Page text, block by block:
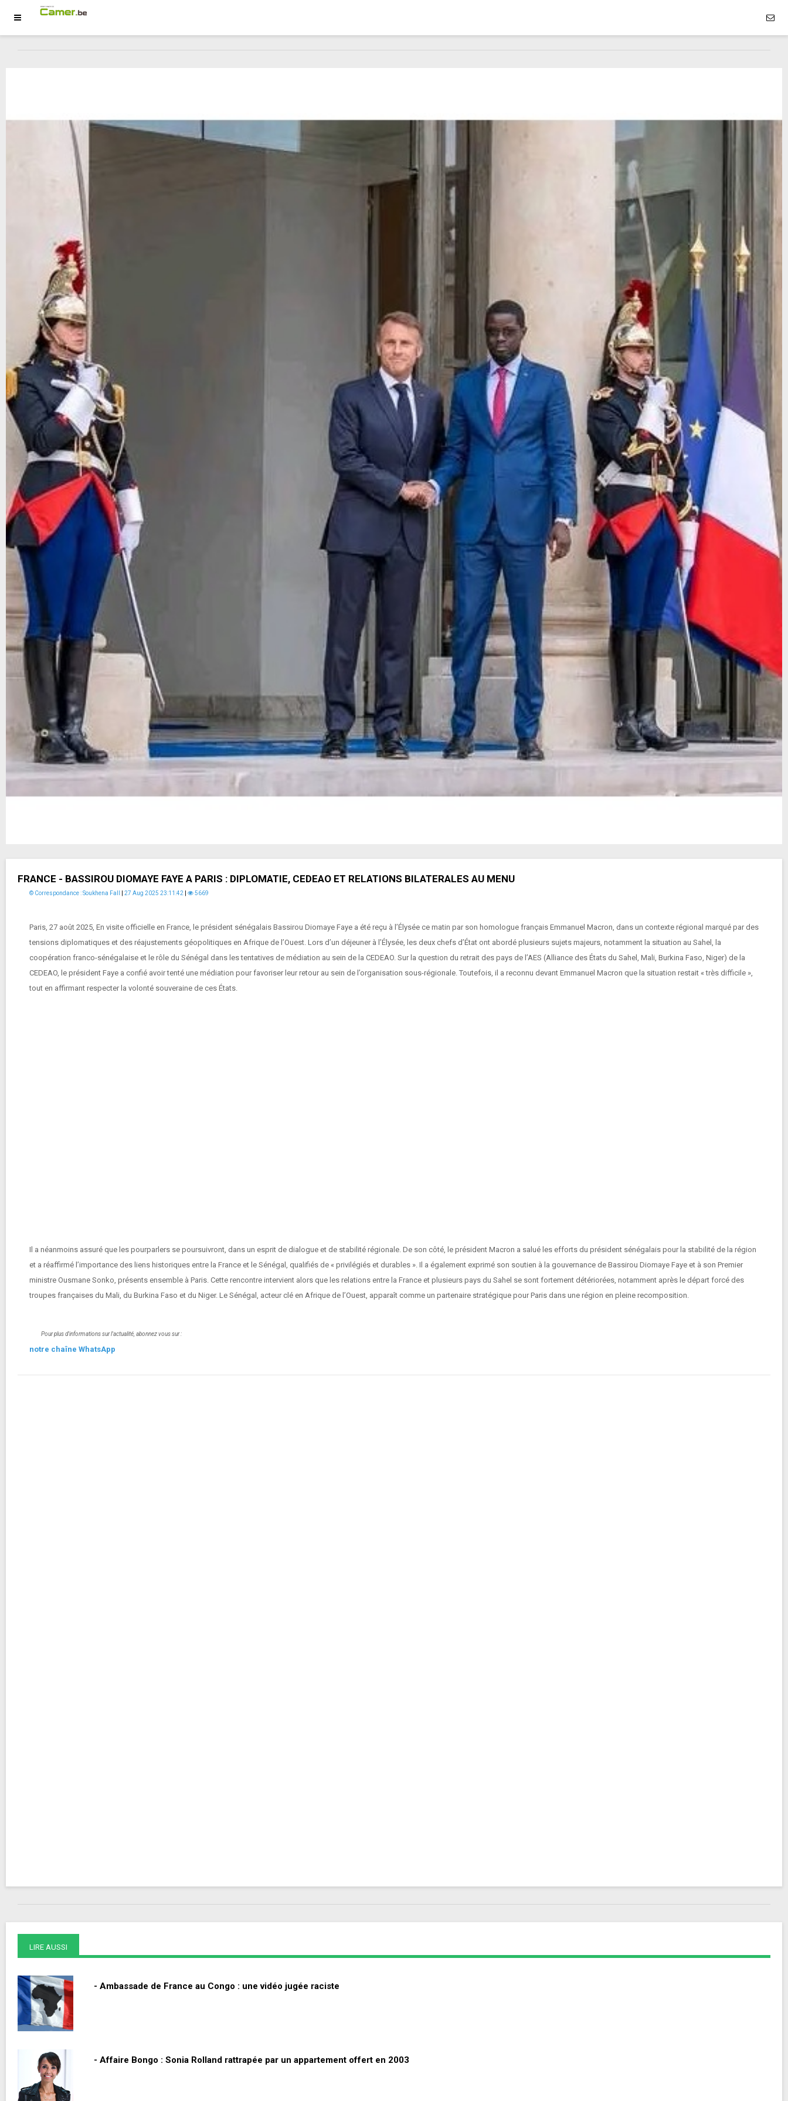
FRANCE - BASSIROU DIOMAYE FAYE A PARIS : DIPLOMATIE, CEDEAO ET RELATIONS BILATERALES AU MENU
© Correspondance : Soukhena Fall 27 Aug 2025 23:11:42 5669
Paris, 27 août 2025, En visite officielle en France, le président sénégalais Bassirou Diomaye Faye a été reçu à l’Élysée ce matin par son homologue français Emmanuel Macron, dans un contexte régional marqué par des
tensions diplomatiques et des réajustements géopolitiques en Afrique de l’Ouest. Lors d’un déjeuner à l’Élysée, les deux chefs d’État ont abordé plusieurs sujets majeurs, notamment la situation au Sahel, la
coopération franco-sénégalaise et le rôle du Sénégal dans les tentatives de médiation au sein de la CEDEAO. Sur la question du retrait des pays de l’AES (Alliance des États du Sahel, Mali, Burkina Faso, Niger) de la
CEDEAO, le président Faye a confié avoir tenté une médiation pour favoriser leur retour au sein de l’organisation sous-régionale. Toutefois, il a reconnu devant Emmanuel Macron que la situation restait « très difficile »,
tout en affirmant respecter la volonté souveraine de ces États.
Il a néanmoins assuré que les pourparlers se poursuivront, dans un esprit de dialogue et de stabilité régionale. De son côté, le président Macron a salué les efforts du président sénégalais pour la stabilité de la région
et a réaffirmé l’importance des liens historiques entre la France et le Sénégal, qualifiés de « privilégiés et durables ». Il a également exprimé son soutien à la gouvernance de Bassirou Diomaye Faye et à son Premier
ministre Ousmane Sonko, présents ensemble à Paris. Cette rencontre intervient alors que les relations entre la France et plusieurs pays du Sahel se sont fortement détériorées, notamment après le départ forcé des
troupes françaises du Mali, du Burkina Faso et du Niger. Le Sénégal, acteur clé en Afrique de l’Ouest, apparaît comme un partenaire stratégique pour Paris dans une région en pleine recomposition.
Pour plus d'informations sur l'actualité, abonnez vous sur :
notre chaîne WhatsApp
LIRE AUSSI
- Ambassade de France au Congo : une vidéo jugée raciste
- Affaire Bongo : Sonia Rolland rattrapée par un appartement offert en 2003